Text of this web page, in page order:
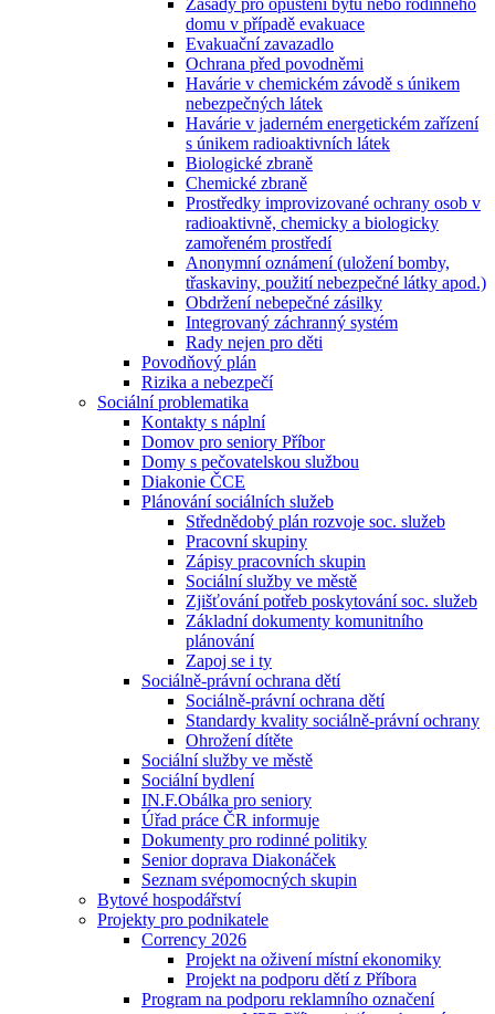
Zásady pro opuštění bytu nebo rodinného
domu v případě evakuace
Evakuační zavazadlo
Ochrana před povodněmi
Havárie v chemickém závodě s únikem
nebezpečných látek
Havárie v jaderném energetickém zařízení
s únikem radioaktivních látek
Biologické zbraně
Chemické zbraně
Prostředky improvizované ochrany osob v
radioaktivně, chemicky a biologicky
zamořeném prostředí
Anonymní oznámení (uložení bomby,
třaskaviny, použití nebezpečné látky apod.)
Obdržení nebepečné zásilky
Integrovaný záchranný systém
Rady nejen pro děti
Povodňový plán
Rizika a nebezpečí
Sociální problematika
Kontakty s náplní
Domov pro seniory Příbor
Domy s pečovatelskou službou
Diakonie ČCE
Plánování sociálních služeb
Střednědobý plán rozvoje soc. služeb
Pracovní skupiny
Zápisy pracovních skupin
Sociální služby ve městě
Zjišťování potřeb poskytování soc. služeb
Základní dokumenty komunitního
plánování
Zapoj se i ty
Sociálně-právní ochrana dětí
Sociálně-právní ochrana dětí
Standardy kvality sociálně-právní ochrany
Ohrožení dítěte
Sociální služby ve městě
Sociální bydlení
IN.F.Obálka pro seniory
Úřad práce ČR informuje
Dokumenty pro rodinné politiky
Senior doprava Diakonáček
Seznam svépomocných skupin
Bytové hospodářství
Projekty pro podnikatele
Corrency 2026
Projekt na oživení místní ekonomiky
Projekt na podporu dětí z Příbora
Program na podporu reklamního označení